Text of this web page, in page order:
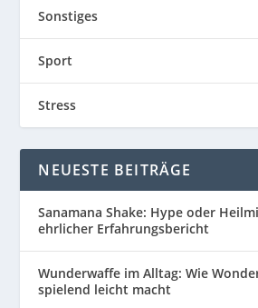
Sonstiges
Sport
Stress
NEUESTE BEITRÄGE
Sanamana Shake: Hype oder
ehrlicher Erfahrungsbericht
Wunderwaffe im Alltag: Wie
spielend leicht macht